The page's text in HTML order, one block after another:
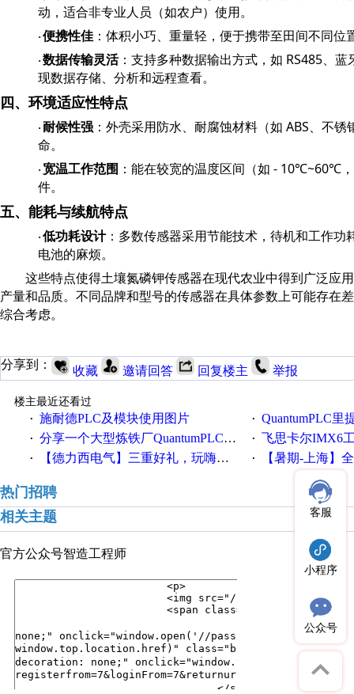
动，适合非专业人员（如农户）使用。
· 便携性佳 ：体积小巧、重量轻，便于携带至田间不同
· 数据传输灵活：支持多种数据输出方式，如 RS485 、蓝
现数据存储、分析和远程查看。
四、环境适应性特点
· 耐候性强 ：外壳采用防水、耐腐蚀材料（如 ABS 、不
命。
· 宽温工作范围 ：能在较宽的温度区间（如 - 10℃~60℃
件。
五、能耗与续航特点
· 低功耗设计：多数传感器采用节能技术，待机和工作功
电池的麻烦。
这些特点使得土壤氮磷钾传感器在现代农业中得到广泛应
产量和品质。不同品牌和型号的传感器在具体参数上可能存在
综合考虑。
分享到： 收藏 邀请回答 回复楼主 举报
楼主最近还看过
· 施耐德PLC及模块使用图片 · QuantumPLC里提到的
· 分享一个大型炼铁厂QuantumPLC双机冗余系统的程序，很有借鉴价值！ · 飞思卡尔IMX6
· 【德力西电气】三重好礼，玩嗨夏日！ · 【暑期-上海】全国工业
热门招聘
相关主题
官方公众号智造工程师
客服
小程序
公众号